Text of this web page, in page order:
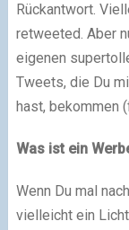
Rückantwort.
retweeted. Aber
eigenen
Tweets, die Du
hast, bekommen
Was ist ein
Wenn Du mal
vielleicht ein